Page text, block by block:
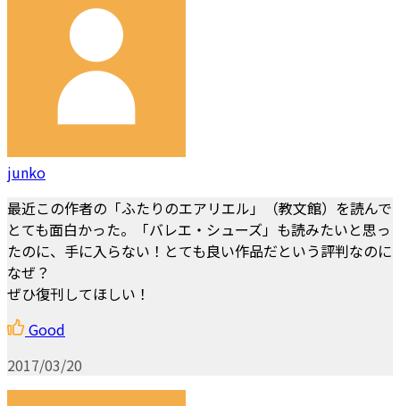
junko
最近この作者の「ふたりのエアリエル」（教文館）を読んで
とても面白かった。「バレエ・シューズ」も読みたいと思っ
たのに、手に入らない！とても良い作品だという評判なのに
なぜ？
ぜひ復刊してほしい！
Good
2017/03/20